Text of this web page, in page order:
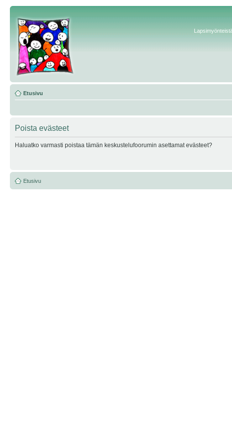
Etusivu
Poista evästeet
Haluatko varmasti poistaa tämän keskustelufoorumin asettamat evästeet?
Etusivu